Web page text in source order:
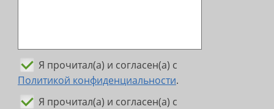
Я прочитал(а) и согласен(а) с
Политикой конфиденциальности.
Я прочитал(а) и согласен(а) с